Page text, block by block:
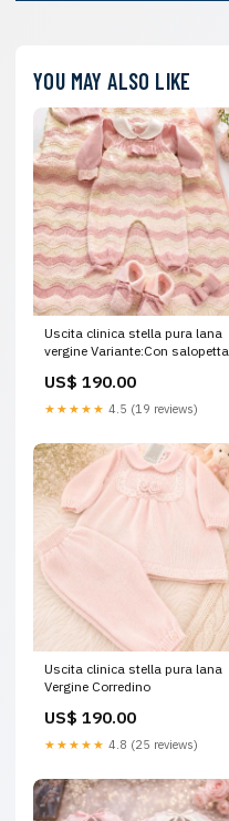
YOU MAY ALSO LIKE
Uscita clinica stella pura lana
vergine Variante:Con salopetta
US$ 190.00
★★★★★ 4.5 (19 reviews)
Uscita clinica stella pura lana
Vergine Corredino
US$ 190.00
★★★★★ 4.8 (25 reviews)